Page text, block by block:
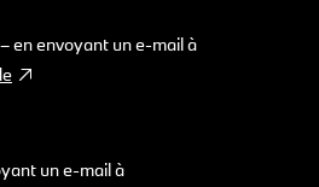
en envoyant un e-mail à
un e-mail à